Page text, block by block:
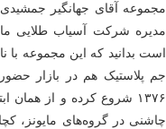
آقای جهانگیر جمشیدی
شرکت آسیاب طلایی
بدانید که این مجموعه با
پلاستیک هم در بازار
۱۳۷۶ شروع کرده و از همان
در گروه‌های مایونز،